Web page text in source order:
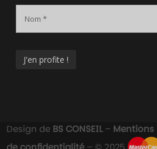
Design de BS CONSEIL– Mentions
de confidentialité– © 2025